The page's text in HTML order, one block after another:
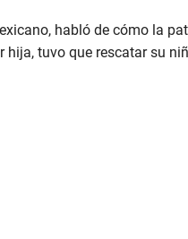
habló de cómo la
tuvo que rescatar su